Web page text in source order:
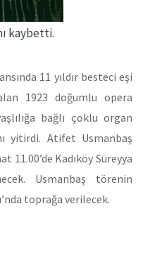
kaybetti.
11 yıldır besteci eşi
1923 doğumlu opera
bağlı çoklu organ
yitirdi. Atifet Usmanbaş
11.00’de Kadıköy Süreyya
Usmanbaş törenin
toprağa verilecek.